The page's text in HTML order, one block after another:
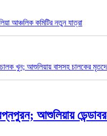
আঞ্চলিক কমিটির নতুন যাত্রা
খুন; আশুলিয়ায় বাসসহ চালকের
আশুলিয়ায়